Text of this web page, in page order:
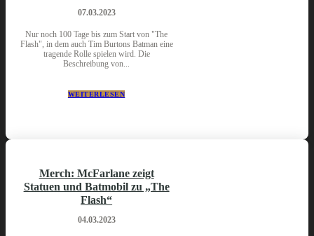
07.03.2023
Nur noch 100 Tage bis zum Start von "The
Flash", in dem auch Tim Burtons Batman eine
tragende Rolle spielen wird. Die
Beschreibung von...
WEITERLESEN
Merch: McFarlane zeigt
Statuen und Batmobil zu „The
Flash“
04.03.2023